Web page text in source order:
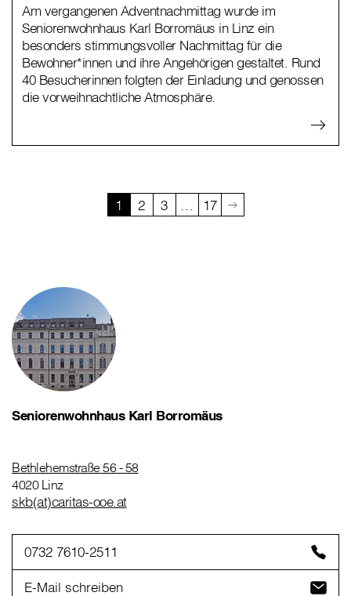
Am vergangenen Adventnachmittag wurde im
Seniorenwohnhaus Karl Borromäus in Linz ein
besonders stimmungsvoller Nachmittag für die
Bewohner*innen und ihre Angehörigen gestaltet. Rund
40 Besucherinnen folgten der Einladung und genossen
die vorweihnachtliche Atmosphäre.
1 2 3 17
Seniorenwohnhaus Karl Borromäus
Bethlehemstraße 56 - 58
4020 Linz
skb(at)caritas-ooe.at
0732 7610-2511
E-Mail schreiben